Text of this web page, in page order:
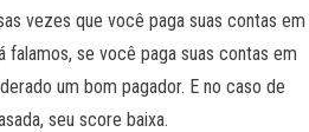
vezes que você paga suas contas em
falamos, se você paga suas contas em
um bom pagador. E no caso de
seu score baixa.